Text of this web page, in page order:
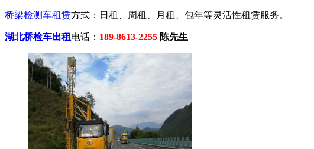
桥梁检测车租赁方式：日租、周租、月租、包年等灵活性租赁服务。
湖北桥检车出租 电话： 189-8613-2255 陈先生